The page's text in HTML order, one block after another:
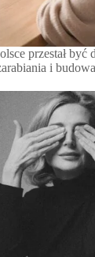
przestał być
i